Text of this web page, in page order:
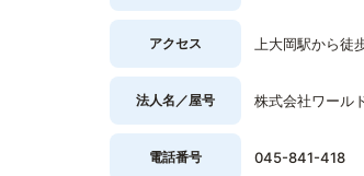
アクセス 上大岡駅から徒
法人名／屋号 株式会社ワール
電話番号 045-841-418